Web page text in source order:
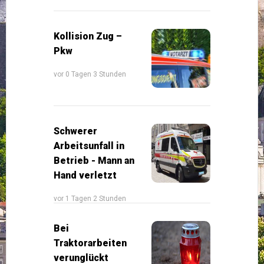
Kollision Zug –
Pkw
vor 0 Tagen 3 Stunden
Schwerer
Arbeitsunfall in
Betrieb - Mann an
Hand verletzt
vor 1 Tagen 2 Stunden
Bei
Traktorarbeiten
verunglückt